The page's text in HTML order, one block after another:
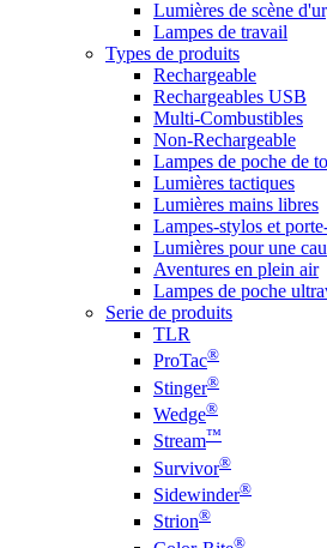
Lumières de scène
Lampes de travail
Types de produits
Rechargeable
Rechargeables USB
Multi-Combustibles
Non-Rechargeable
Lampes de poche de
Lumières tactiques
Lumières mains libres
Lampes-stylos et
Lumières pour une
Aventures en plein air
Lampes de poche
Serie de produits
TLR
ProTac®
Stinger®
Wedge®
Stream™
Survivor®
Sidewinder®
Strion®
®